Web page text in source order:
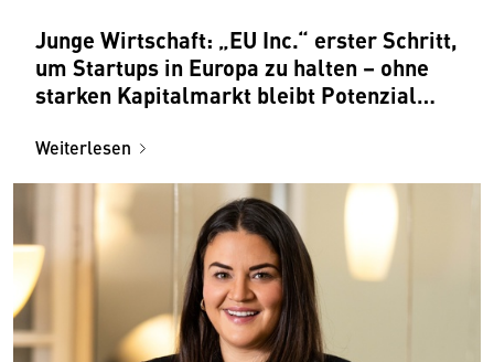
Junge Wirtschaft: „EU Inc.“ erster Schritt,
um Startups in Europa zu halten – ohne
starken Kapitalmarkt bleibt Potenzial
Weiterlesen